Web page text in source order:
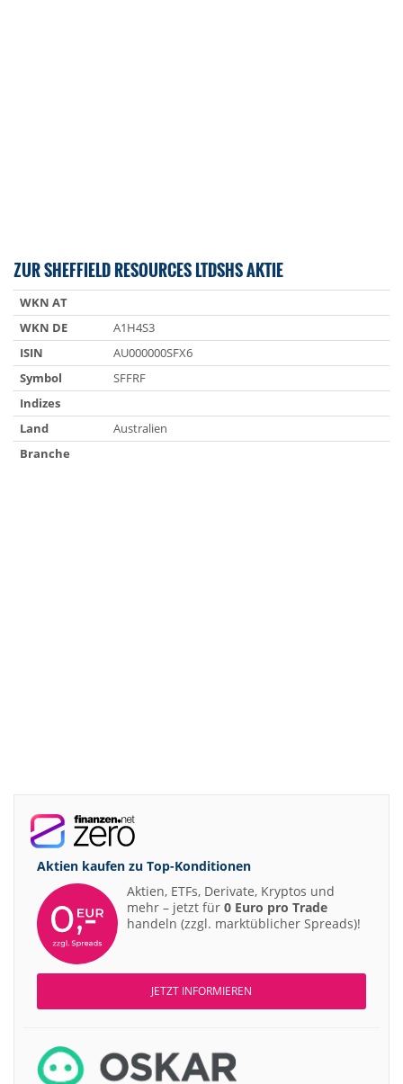
ZUR SHEFFIELD RESOURCES LTDSHS AKTIE
WKN AT
WKN DE
A1H4S3
ISIN
AU000000SFX6
Symbol
SFFRF
Indizes
Land
Australien
Branche
Aktien kaufen zu Top-Konditionen
Aktien, ETFs, Derivate, Kryptos und
mehr – jetzt für 0 Euro pro Trade
handeln (zzgl. marktüblicher Spreads)!
JETZT INFORMIEREN